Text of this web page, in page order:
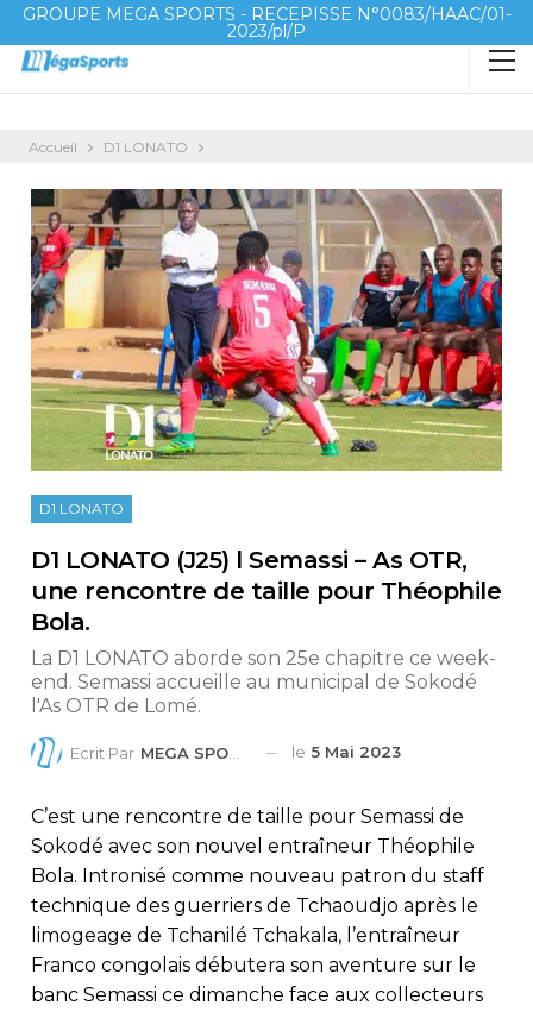
GROUPE MEGA SPORTS - RECEPISSE N°0083/HAAC/01-
2023/pl/P
Accueil D1 LONATO
D1 LONATO
D1 LONATO (J25) l Semassi – As OTR,
une rencontre de taille pour Théophile
Bola.
La D1 LONATO aborde son 25e chapitre ce week-
end. Semassi accueille au municipal de Sokodé
l'As OTR de Lomé.
Ecrit Par MEGA SPORTS le 5 Mai 2023
C’est une rencontre de taille pour Semassi de
Sokodé avec son nouvel entraîneur Théophile
Bola. Intronisé comme nouveau patron du staff
technique des guerriers de Tchaoudjo après le
limogeage de Tchanilé Tchakala, l’entraîneur
Franco congolais débutera son aventure sur le
banc Semassi ce dimanche face aux collecteurs